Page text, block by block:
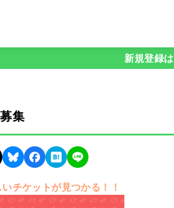
新規登録
集
いチケットが見つかる！！